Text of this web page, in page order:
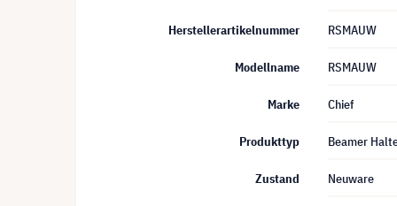
Herstellerartikelnummer RSMAUW
Modellname RSMAUW
Marke Chief
Produkttyp Beamer
Zustand Neuware